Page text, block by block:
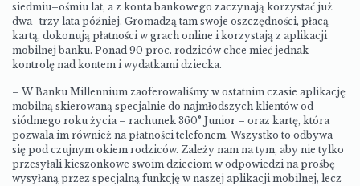
siedmiu–ośmiu lat, a z konta bankowego zaczynają korzystać już
dwa–trzy lata później. Gromadzą tam swoje oszczędności, płacą
kartą, dokonują płatności w grach online i korzystają z aplikacji
mobilnej banku. Ponad 90 proc. rodziców chce mieć jednak
kontrolę nad kontem i wydatkami dziecka.
– W Banku Millennium zaoferowaliśmy w ostatnim czasie aplikację
mobilną skierowaną specjalnie do najmłodszych klientów od
siódmego roku życia – rachunek 360° Junior – oraz kartę, która
pozwala im również na płatności telefonem. Wszystko to odbywa
się pod czujnym okiem rodziców. Zależy nam na tym, aby nie tylko
przesyłali kieszonkowe swoim dzieciom w odpowiedzi na prośbę
wysyłaną przez specjalną funkcję w naszej aplikacji mobilnej, lecz